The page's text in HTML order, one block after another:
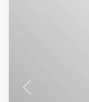
Previous